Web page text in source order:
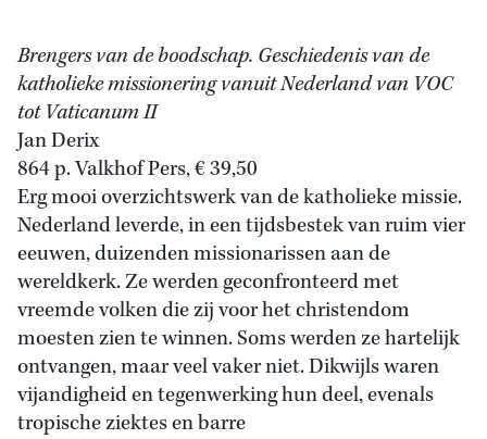
Brengers van de boodschap. Geschiedenis van de
katholieke missionering vanuit Nederland van VOC
tot Vaticanum II
Jan Derix
864 p. Valkhof Pers, € 39,50
Erg mooi overzichtswerk van de katholieke missie.
Nederland leverde, in een tijdsbestek van ruim vier
eeuwen, duizenden missionarissen aan de
wereldkerk. Ze werden geconfronteerd met
vreemde volken die zij voor het christendom
moesten zien te winnen. Soms werden ze hartelijk
ontvangen, maar veel vaker niet. Dikwijls waren
vijandigheid en tegenwerking hun deel, evenals
tropische ziektes en barre